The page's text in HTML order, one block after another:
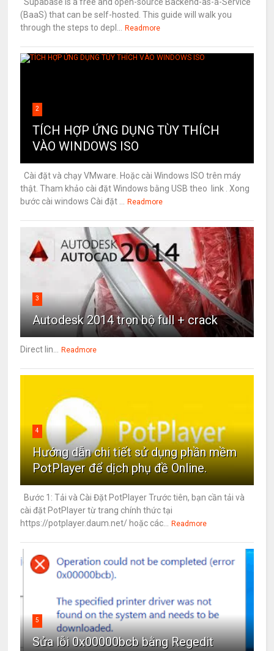
Supabase is a free and open-source Backend-as-a-Service
(BaaS) that can be self-hosted. This guide will walk you
through the steps to depl... Readmore
2
TÍCH HỢP ỨNG DỤNG TÙY THÍCH
VÀO WINDOWS ISO
Cài đặt và chạy VMware. Hoặc cài Windows ISO trên máy
thật. Tham khảo cài đặt Windows bằng USB theo link . Xong
bước cài windows Cài đặt ... Readmore
3
Autodesk 2014 trọn bộ full + crack
Direct lin... Readmore
4
Hướng dẫn chi tiết sử dụng phần mềm
PotPlayer để dịch phụ đề Online.
Bước 1: Tải và Cài Đặt PotPlayer Trước tiên, bạn cần tải và
cài đặt PotPlayer từ trang chính thức tại
https://potplayer.daum.net/ hoặc các... Readmore
5
Sửa lỗi 0x00000bcb bằng Regedit